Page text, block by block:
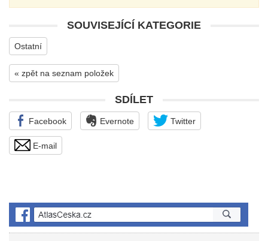
SOUVISEJÍCÍ KATEGORIE
Ostatní
« zpět na seznam položek
SDÍLET
Facebook Evernote Twitter
E-mail